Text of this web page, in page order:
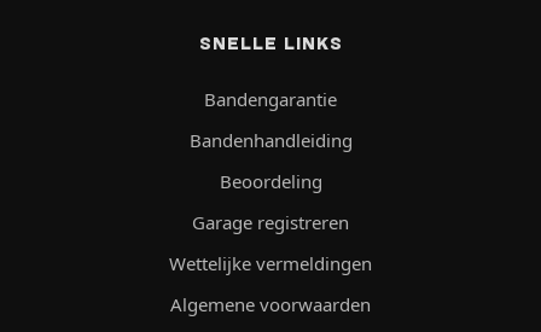
SNELLE LINKS
Bandengarantie
Bandenhandleiding
Beoordeling
Garage registreren
Wettelijke vermeldingen
Algemene voorwaarden